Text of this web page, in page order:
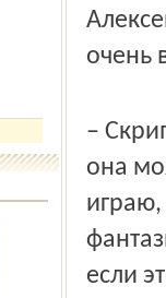
очень
–
она
играю,
если